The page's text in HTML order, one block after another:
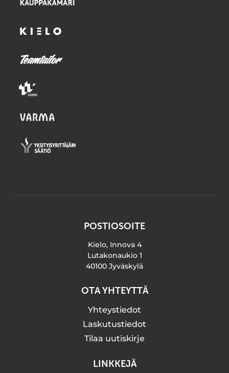
POSTIOSOITE
Kielo, Innova 4
Lutakonaukio 1
40100 Jyväskylä
OTA YHTEYTTÄ
Yhteystiedot
Laskutustiedot
Tilaa uutiskirje
LINKKEJÄ